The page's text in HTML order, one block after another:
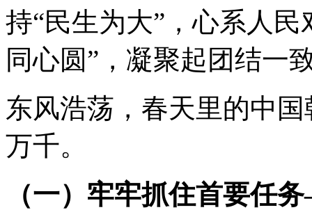
持“民生为大”，心系人
同心圆”，凝聚起团结一
东风浩荡，春天里的中
万千。
（一）牢牢抓住首要任